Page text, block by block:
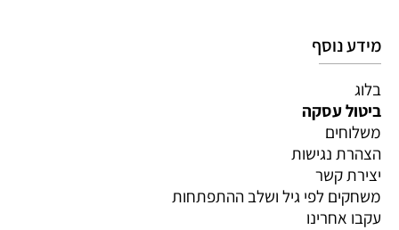
מידע נוסף
בלוג
ביטול עסקה
משלוחים
הצהרת נגישות
יצירת קשר
משחקים לפי גיל ושלב ההתפתחות
עקבו אחרינו